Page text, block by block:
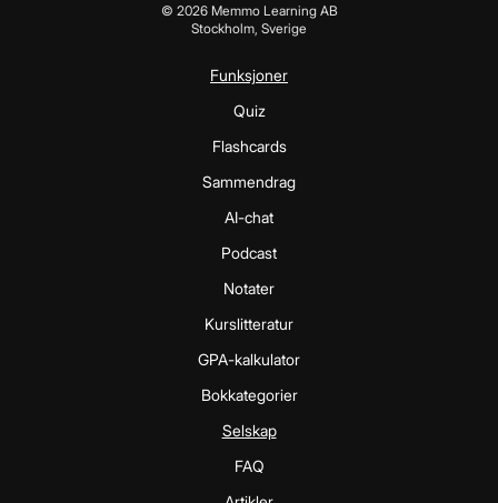
© 2026Memmo Learning AB
Stockholm, Sverige
Funksjoner
Quiz
Flashcards
Sammendrag
AI-chat
Podcast
Notater
Kurslitteratur
GPA-kalkulator
Bokkategorier
Selskap
FAQ